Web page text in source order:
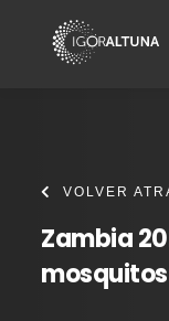
VOLVER
Zambia
mosquitos